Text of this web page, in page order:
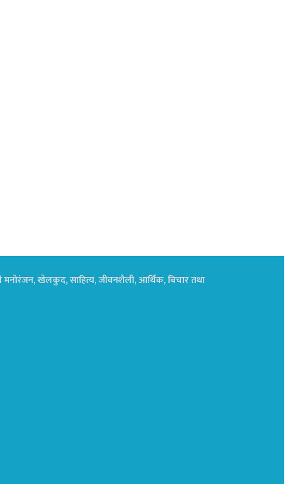
मनोरंजन, खेलकुद, साहित्य, जीवनशैली, आर्थिक, बिचार तथा